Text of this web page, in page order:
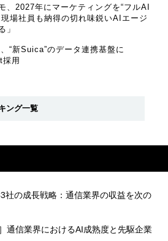
、2027年にマーケティングを“フルAI
場社員も納得の切れ味鋭いAIエージ
」
“新Suica”のデータ連携基盤に
用
ング一覧
社の成長戦略：通信業界の収益を次の
通信業界におけるAI成熟度と先駆企業